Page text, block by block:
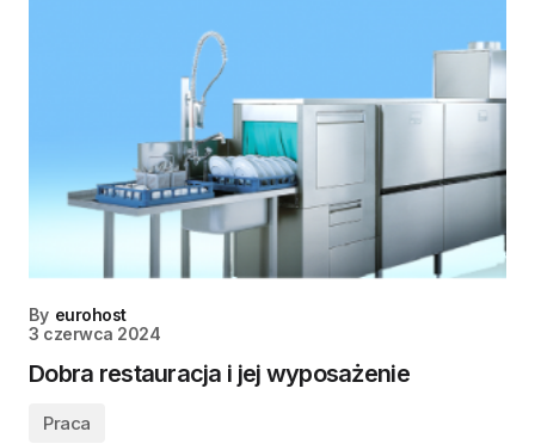
By eurohost
3 czerwca 2024
Dobra restauracja i jej wyposażenie
Praca